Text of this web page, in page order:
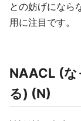
との妨げになら
用に注目です。
NAACL (な
る) (N)